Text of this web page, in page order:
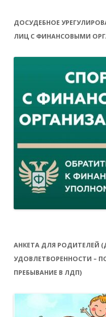
ДОСУДЕБНОЕ
ЛИЦ С ФИНАНСОВЫМИ
АНКЕТА ДЛЯ РОДИТЕЛЕЙ
УДОВЛЕТВОРЕННОСТИ –
ПРЕБЫВАНИЕ В ЛДП)